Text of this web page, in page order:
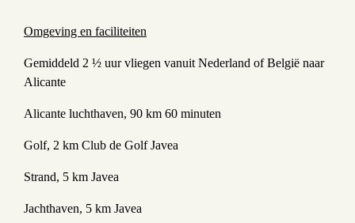
Omgeving en faciliteiten
Gemiddeld 2 ½ uur vliegen vanuit Nederland of België naar
Alicante
Alicante luchthaven, 90 km 60 minuten
Golf, 2 km Club de Golf Javea
Strand, 5 km Javea
Jachthaven, 5 km Javea